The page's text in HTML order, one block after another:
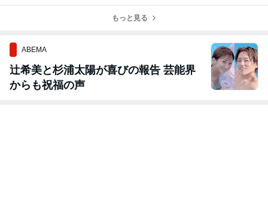
もっと見る
ABEMA
辻希美と杉浦太陽が喜びの報告 芸能界
からも祝福の声